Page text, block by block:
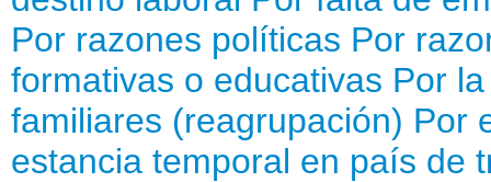
Por razones políticas Por
formativas o educativas Por
familiares (reagrupación) Por
estancia temporal en país de